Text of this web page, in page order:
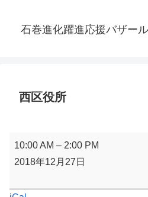
石巻進化躍進応援バザー
西区役所
西
区
所
10:00 AM – 2:00 PM
2018年12月27日